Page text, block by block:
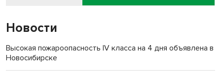
Новости
Высокая пожароопасность IV класса на 4 дня объявлена в
Новосибирске